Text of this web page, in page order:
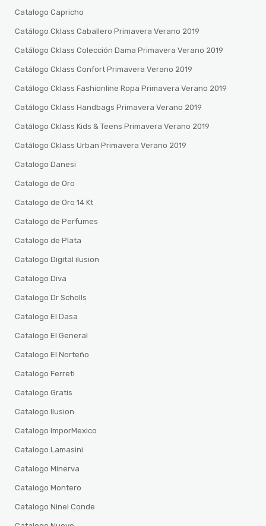
Catalogo Capricho
Catálogo Cklass Caballero Primavera Verano 2019
Catálogo Cklass Colección Dama Primavera Verano 2019
Catálogo Cklass Confort Primavera Verano 2019
Catálogo Cklass Fashionline Ropa Primavera Verano 2019
Catálogo Cklass Handbags Primavera Verano 2019
Catálogo Cklass Kids & Teens Primavera Verano 2019
Catálogo Cklass Urban Primavera Verano 2019
Catalogo Danesi
Catalogo de Oro
Catalogo de Oro 14 Kt
Catalogo de Perfumes
Catalogo de Plata
Catalogo Digital ilusion
Catalogo Diva
Catalogo Dr Scholls
Catalogo El Dasa
Catalogo El General
Catalogo El Norteño
Catalogo Ferreti
Catalogo Gratis
Catalogo Ilusion
Catalogo ImporMexico
Catalogo Lamasini
Catalogo Minerva
Catalogo Montero
Catalogo Ninel Conde